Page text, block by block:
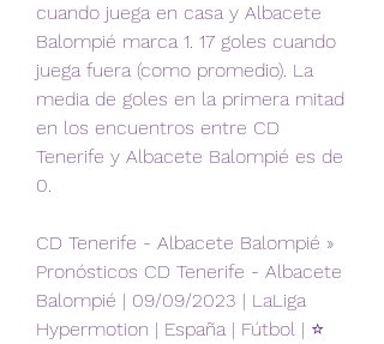
cuando juega en casa y Albacete
Balompié marca 1. 17 goles cuando
juega fuera (como promedio). La
media de goles en la primera mitad
en los encuentros entre CD
Tenerife y Albacete Balompié es de
0.
CD Tenerife - Albacete Balompié »
Pronósticos CD Tenerife - Albacete
Balompié | 09/09/2023 | LaLiga
Hypermotion | España | Fútbol | ⭐